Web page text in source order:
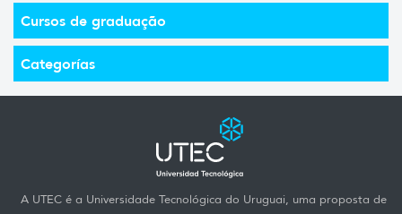
Cursos de graduação
Categorías
A UTEC é a Universidade Tecnológica do Uruguai, uma proposta de